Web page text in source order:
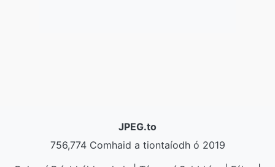
JPEG.to
756,774 Comhaid a tiontaíodh ó 2019